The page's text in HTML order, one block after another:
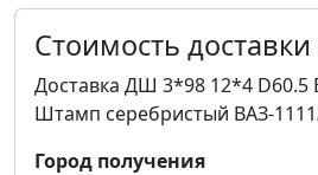
Стоимость
Доставка ДШ 3*98 12*4 D60.5
Штамп серебристый ВАЗ-
Город получения